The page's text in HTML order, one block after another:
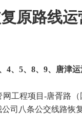
原路线
4、5、8、9、唐津
工程项目-唐胥路
司八条公交线路恢